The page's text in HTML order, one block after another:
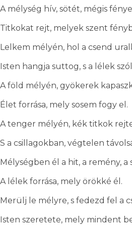
A mélység hív, sötét, mégis
Titkokat rejt, melyek szent
Lelkem mélyén, hol a csend
Isten hangja suttog, s a lélek
A föld mélyén, gyökerek
Élet forrása, mely sosem fogy el.
A tenger mélyén, kék titkok
S a csillagokban, végtelen
Mélységben él a hit, a remény, a
A lélek forrása, mely örökké él.
Merülj le mélyre, s fedezd fel a
Isten szeretete, mely mindent